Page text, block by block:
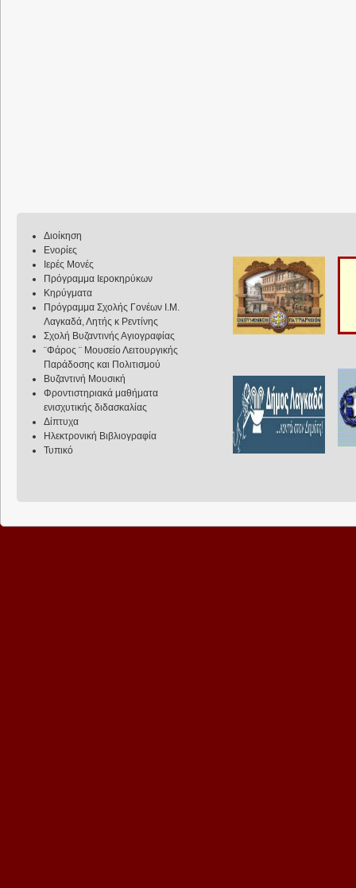
Διοίκηση
Ενορίες
Ιερές Μονές
Πρόγραμμα Ιεροκηρύκων
Κηρύγματα
Πρόγραμμα Σχολής Γονέων Ι.Μ.
Λαγκαδά, Λητής κ Ρεντίνης
Σχολή Βυζαντινής Αγιογραφίας
¨Φάρος ¨ Μουσείο Λειτουργικής
Παράδοσης και Πολιτισμού
Βυζαντινή Μουσική
Φροντιστηριακά μαθήματα
ενισχυτικής διδασκαλίας
Δίπτυχα
Ηλεκτρονική Βιβλιογραφία
Τυπικό